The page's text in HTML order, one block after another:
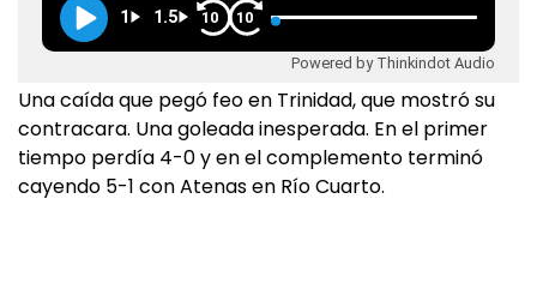
1 1.5 10 10
Powered by Thinkindot Audio
Una caída que pegó feo en Trinidad, que mostró su
contracara. Una goleada inesperada. En el primer
tiempo perdía 4-0 y en el complemento terminó
cayendo 5-1 con Atenas en Río Cuarto.